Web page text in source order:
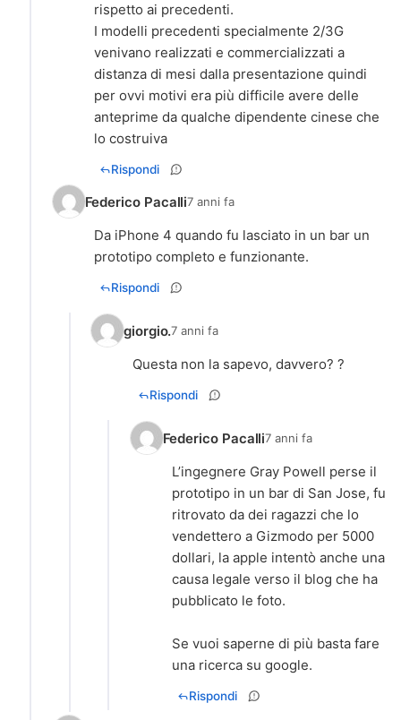
rispetto ai precedenti.
I modelli precedenti specialmente 2/3G
venivano realizzati e commercializzati a
distanza di mesi dalla presentazione quindi
per ovvi motivi era più difficile avere delle
anteprime da qualche dipendente cinese che
lo costruiva
Rispondi
Federico Pacalli7 anni fa
Da iPhone 4 quando fu lasciato in un bar un
prototipo completo e funzionante.
Rispondi
giorgio.7 anni fa
Questa non la sapevo, davvero? ?
Rispondi
Federico Pacalli7 anni fa
L’ingegnere Gray Powell perse il
prototipo in un bar di San Jose, fu
ritrovato da dei ragazzi che lo
vendettero a Gizmodo per 5000
dollari, la apple intentò anche una
causa legale verso il blog che ha
pubblicato le foto.
Se vuoi saperne di più basta fare
una ricerca su google.
Rispondi